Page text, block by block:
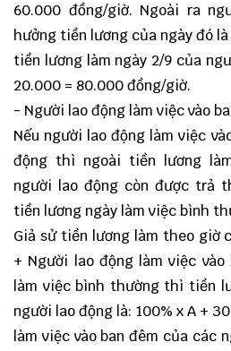
60.000 đồng/giờ. Ngoài ra
hưởng tiền lương của ngày đó
tiền lương làm ngày 2/9 của
20.000 = 80.000 đồng/giờ.
- Người lao động làm việc vào
Nếu người lao động làm việc
động thì ngoài tiền lương
người lao động còn được trả
tiền lương ngày làm việc bình
Giả sử tiền lương làm theo giờ
+ Người lao động làm việc
làm việc bình thường thì tiền
người lao động là: 100% x A +
làm việc vào ban đêm của các